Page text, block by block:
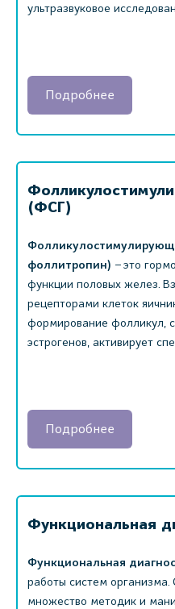
ультразвуковое
Подробнее
(ФСГ)
фоллитропин) – это
функции половых желез.
рецепторами клеток
формирование фолликул,
эстрогенов, активирует
Подробнее
Функциональная
Функциональная
работы систем организма.
множество методик и